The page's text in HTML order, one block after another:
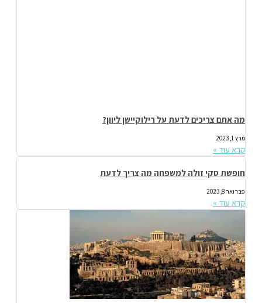
מה אתם צריכים לדעת על רילוקיישן ליוון?
מרץ 1, 2023
קרא עוד »
חופשת סקי זולה למשפחה מה צריך לדעת
פברואר 8, 2023
קרא עוד »